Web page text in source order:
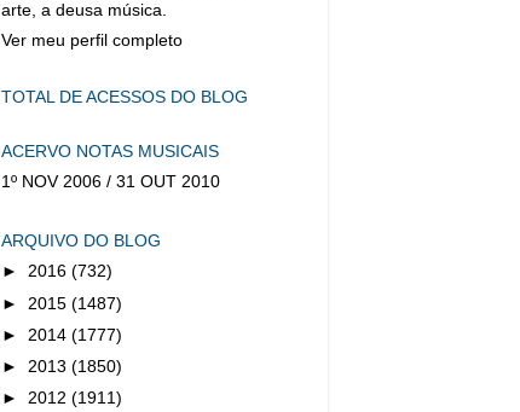
arte, a deusa música.
Ver meu perfil completo
TOTAL DE ACESSOS DO BLOG
ACERVO NOTAS MUSICAIS
1º NOV 2006 / 31 OUT 2010
ARQUIVO DO BLOG
► 2016 (732)
► 2015 (1487)
► 2014 (1777)
► 2013 (1850)
► 2012 (1911)